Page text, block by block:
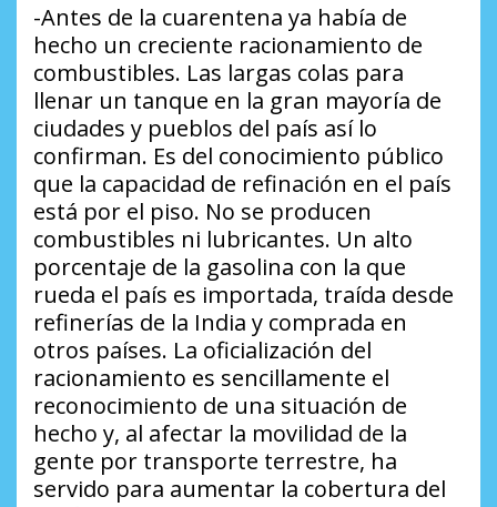
-Antes de la cuarentena ya había de
hecho un creciente racionamiento de
combustibles. Las largas colas para
llenar un tanque en la gran mayoría de
ciudades y pueblos del país así lo
confirman. Es del conocimiento público
que la capacidad de refinación en el país
está por el piso. No se producen
combustibles ni lubricantes. Un alto
porcentaje de la gasolina con la que
rueda el país es importada, traída desde
refinerías de la India y comprada en
otros países. La oficialización del
racionamiento es sencillamente el
reconocimiento de una situación de
hecho y, al afectar la movilidad de la
gente por transporte terrestre, ha
servido para aumentar la cobertura del